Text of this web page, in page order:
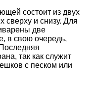
состоит из двух
сверху и снизу. Для
две
в свою очередь,
так как служит
с песком или